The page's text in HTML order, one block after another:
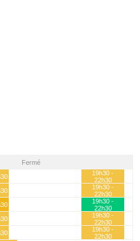
Fermé
19h30 -
22h30
19h30 -
22h30
19h30 -
22h30
19h30 -
22h30
19h30 -
22h30